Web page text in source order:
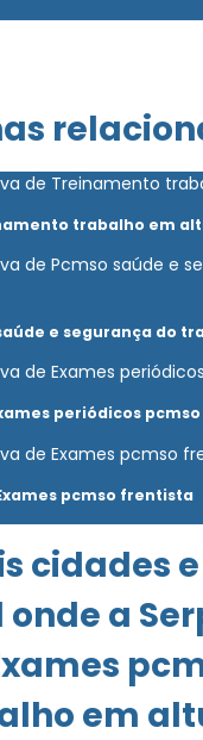
demissional
e pcmso
insalubridade
periculosidade
empresarial
de segurança do
trabalho em
e segurança do
periódicos pcmso
pcmso frentista
cidades
onde a
em